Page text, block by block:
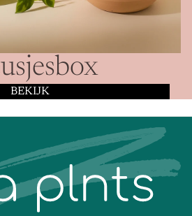
BEKIJK